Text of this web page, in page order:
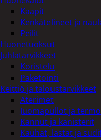
Kaapit
Kenkätelineet ja
Peilit
Huonetuoksut
Juhlatarvikkeet
Koristelu
Paketointi
Keittiö ja taloustarvikkeet
Aterimet
Juomapullot ja
Kannut ja kanisterit
Kauhat, lastat ja